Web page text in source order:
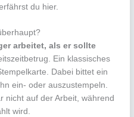
du hier.
arbeitet, als er sollte
Ein klassisches
Dabei bittet ein
ein- oder auszustempeln.
nicht auf der Arbeit, während
wird.